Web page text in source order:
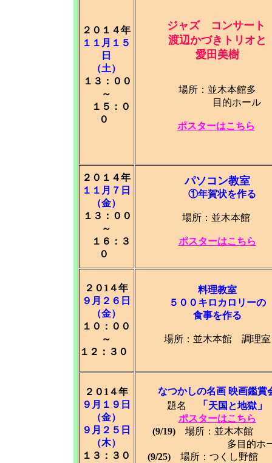
２０１４年
１１月１５
日
（土）
１３：００
～
１５：０
０
ジャズ コンサート
渡辺かづきトリオと
愛田美樹
場所：並木本館多
目的ホール
ポスターはこちら
２０１４年
１１月７日
（金）
１３：００
～
１６：３
０
パソコン教室
①年賀状を作る
場所：並木本館
ポスターはこちら
２０1４年
９月２６日
（金）
１０：００
～
１２：３０
料理教室
５００キロカロリーの
食事を作る
場所：並木本館 調理室
２０1４年
９月１９日
（金）
９月２５日
（木）
１３：３０
なつかしの名画 映画鑑賞
題名
「 天国と地獄」
ポスターはこちら
(9/19)場所：並木本
多目的ホー
(9/25) 場所：つくし